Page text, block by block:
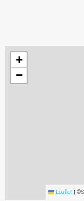
+
−
Leaflet |